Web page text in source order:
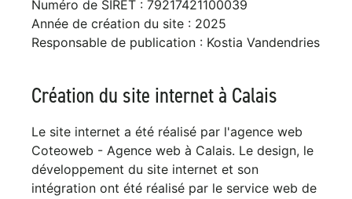
Numéro de SIRET : 79217421100039
Année de création du site : 2025
Responsable de publication : Kostia Vandendries
Création du site internet à Calais
Le site internet a été réalisé par l'agence web
Coteoweb - Agence web à Calais. Le design, le
développement du site internet et son
intégration ont été réalisé par le service web de